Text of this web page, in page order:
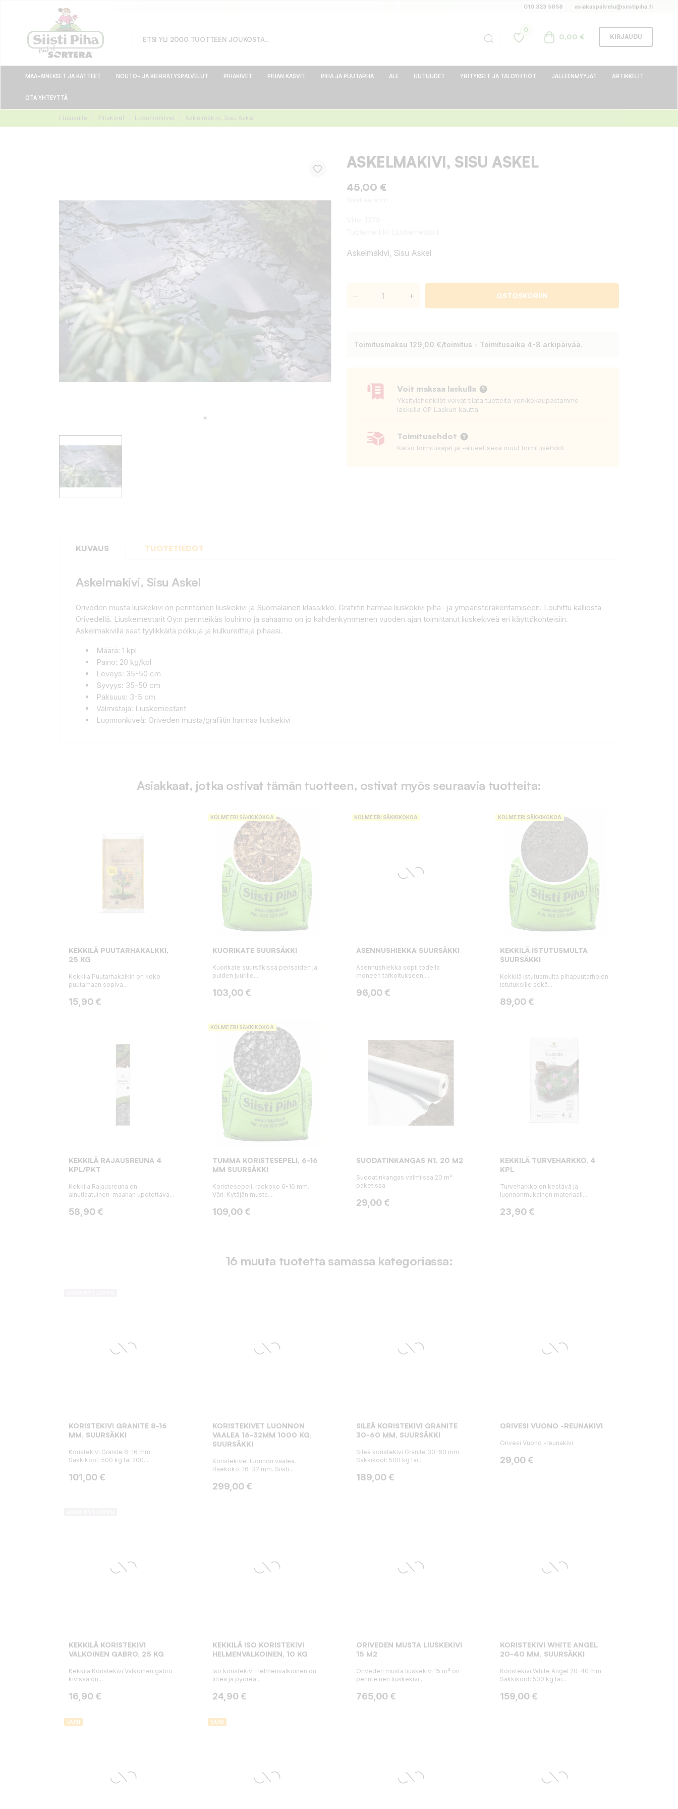
010 323 5858 asiakaspalvelu@siistipiha.fi
0
0,00 € KIRJAUDU
MAA-AINEKSET JA KATTEET NOUTO- JA KIERRÄTYSPALVELUT PIHAKIVET PIHAN KASVIT PIHA JA PUUTARHA ALE UUTUUDET YRITYKSET JA TALOYHTIÖT JÄLLEENMYYJÄT ARTIKKELIT
OTA YHTEYTTÄ
Etusivulle Pihakivet Luonnonkivet Askelmakivi, Sisu Askel
ASKELMAKIVI, SISU ASKEL
45,00 €
Askelmakivi, Sisu Askel
– + OSTOSKORIIN
Toimitusmaksu 129,00 €/toimitus - Toimitusaika 4-8 arkipäivää.
Voit maksaa laskulla
Yksityishenkilöt voivat tilata tuotteita verkkokaupastamme
laskulla OP Laskun kautta.
Toimitusehdot
Katso toimitusajat ja -alueet sekä muut toimitusehdot.
KUVAUS TUOTETIEDOT
Askelmakivi, Sisu Askel
Oriveden musta liuskekivi on perinteinen liuskekivi ja Suomalainen klassikko. Grafiitin harmaa liuskekivi piha- ja ympäristörakentamiseen. Louhittu kalliosta
Orivedellä. Liuskemestarit Oy:n perinteikäs louhimo ja sahaamo on jo kahdenkymmenen vuoden ajan toimittanut liuskekiveä eri käyttökohteisiin.
Askelmakivillä saat tyylikkäitä polkuja ja kulkureittejä pihaasi.
Määrä: 1 kpl
Paino: 20 kg/kpl
Leveys: 35-50 cm
Syvyys: 35-50 cm
Paksuus: 3-5 cm
Valmistaja: Liuskemestarit
Luonnonkiveä: Oriveden musta/grafiitin harmaa liuskekivi
Asiakkaat, jotka ostivat tämän tuotteen, ostivat myös seuraavia tuotteita:
KEKKILÄ PUUTARHAKALKKI,
25 KG
Kekkilä Puutarhakalkin on koko
puutarhaan sopiva...
Hinta
15,90 €
KOLME ERI SÄKKIKOKOA
KUORIKATE SUURSÄKKI
Kuorikate suursäkissä pensaiden ja
puiden juurille....
Hinta
103,00 €
KOLME ERI SÄKKIKOKOA
ASENNUSHIEKKA SUURSÄKKI
Asennushiekka sopii todella
moneen tarkoitukseen,...
Hinta
96,00 €
KOLME ERI SÄKKIKOKOA
KEKKILÄ ISTUTUSMULTA
SUURSÄKKI
Kekkilä istutusmulta pihapuutarhojen
istutuksille sekä...
Hinta
89,00 €
KEKKILÄ RAJAUSREUNA 4
KPL/PKT
Kekkilä Rajausreuna on
ainutlaatuinen maahan upotettava...
Hinta
58,90 €
KOLME ERI SÄKKIKOKOA
TUMMA KORISTESEPELI, 6-16
MM SUURSÄKKI
Koristesepeli, raekoko 6-16 mm.
Väri: Kytäjän musta....
Hinta
109,00 €
SUODATINKANGAS N1, 20 M2
Suodatinkangas valmiissa 20 m²
paketissa
Hinta
29,00 €
KEKKILÄ TURVEHARKKO, 4
KPL
Turveharkko on kestävä ja
luonnonmukainen materiaali...
Hinta
23,90 €
16 muuta tuotetta samassa kategoriassa:
KORISTEKIVI GRANITE 8-16
MM, SUURSÄKKI
Koristekivi Granite 8-16 mm.
Säkkikoot: 500 kg tai 200...
Hinta
101,00 €
KORISTEKIVET LUONNON
VAALEA 16-32MM 1000 KG,
SUURSÄKKI
Koristekivet luonnon vaalea.
Raekoko: 16-32 mm. Siisti...
Hinta
299,00 €
SILEÄ KORISTEKIVI GRANITE
30-60 MM, SUURSÄKKI
Sileä koristekivi Granite 30-60 mm.
Säkkikoot: 500 kg tai...
Hinta
189,00 €
ORIVESI VUONO -REUNAKIVI
Orivesi Vuono -reunakivi
Hinta
29,00 €
KEKKILÄ KORISTEKIVI
VALKOINEN GABRO, 25 KG
Kekkilä Koristekivi Valkoinen gabro
kivissä on...
Hinta
16,90 €
KEKKILÄ ISO KORISTEKIVI
HELMENVALKOINEN, 10 KG
Iso koristekivi Helmenvalkoinen on
litteä ja pyöreä...
Hinta
24,90 €
ORIVEDEN MUSTA LIUSKEKIVI
15 M2
Oriveden musta liuskekivi 15 m² on
perinteinen liuskekivi...
Hinta
765,00 €
KORISTEKIVI WHITE ANGEL
20-40 MM, SUURSÄKKI
Koristekivi White Angel 20-40 mm.
Säkkikoot: 500 kg tai...
Hinta
159,00 €
UUSI UUSI